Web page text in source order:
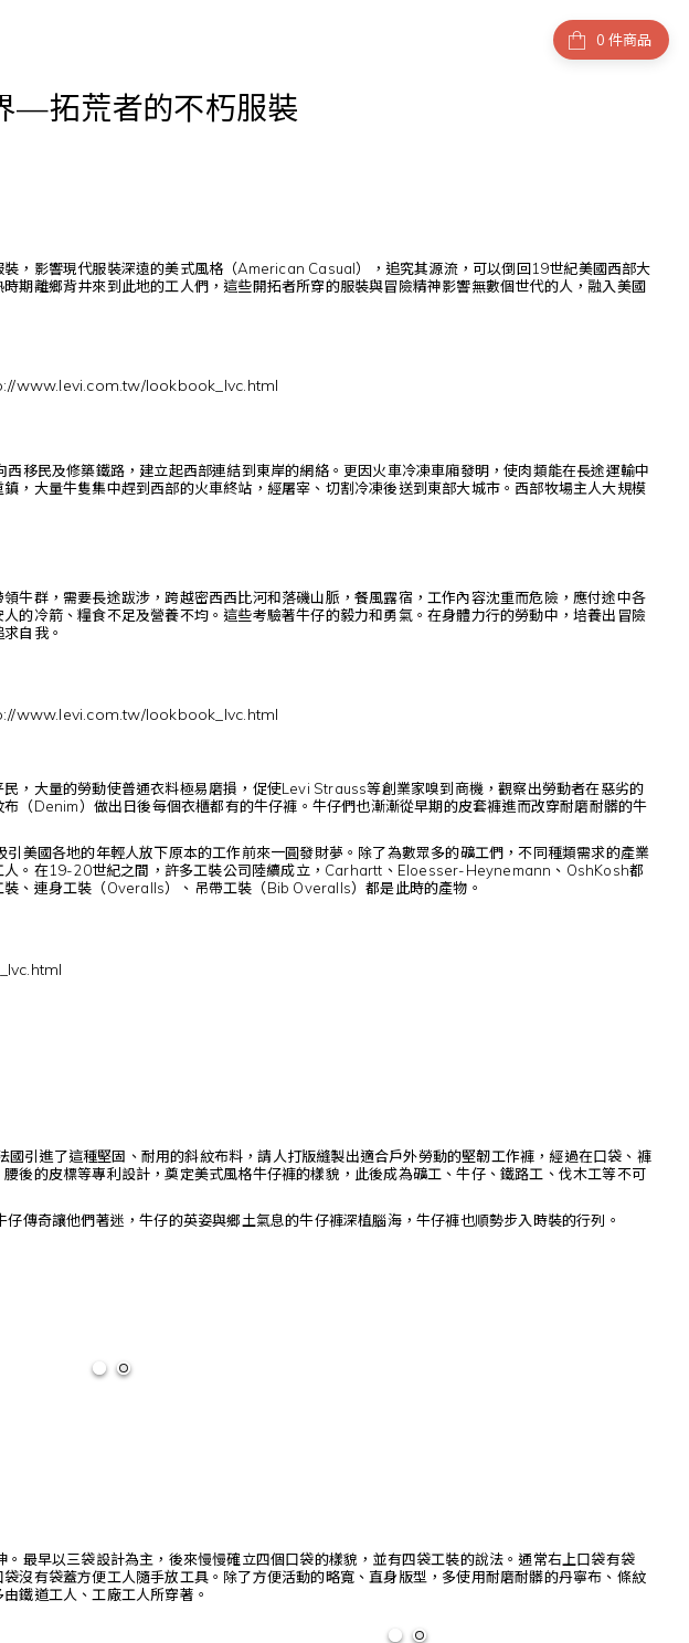
件商品
—拓荒者的不朽服裝
，影響現代服裝深遠的美式風格（American Casual），追究其源流，可以倒回19世紀美國西部大
期離鄉背井來到此地的工人們，這些開拓者所穿的服裝與冒險精神影響無數個世代的人，融入美國
www.levi.com.tw/lookbook_lvc.html
移民及修築鐵路，建立起西部連結到東岸的網絡。更因火車冷凍車廂發明，使肉類能在長途運輸中
，大量牛隻集中趕到西部的火車終站，經屠宰、切割冷凍後送到東部大城市。西部牧場主人大規模
牛群，需要長途跋涉，跨越密西西比河和落磯山脈，餐風露宿，工作內容沈重而危險，應付途中各
的冷箭、糧食不足及營養不均。這些考驗著牛仔的毅力和勇氣。在身體力行的勞動中，培養出冒險
自我。
www.levi.com.tw/lookbook_lvc.html
，大量的勞動使普通衣料極易磨損，促使Levi Strauss等創業家嗅到商機，觀察出勞動者在惡劣的
（Denim）做出日後每個衣櫃都有的牛仔褲。牛仔們也漸漸從早期的皮套褲進而改穿耐磨耐髒的牛
美國各地的年輕人放下原本的工作前來一圓發財夢。除了為數眾多的礦工們，不同種類需求的產業
人。在19-20世紀之間，許多工裝公司陸續成立，Carhartt、Eloesser-Heynemann、OshKosh都
、連身工裝（Overalls）、吊帶工裝（Bib Overalls）都是此時的產物。
引進了這種堅固、耐用的斜紋布料，請人打版縫製出適合戶外勞動的堅韌工作褲，經過在口袋、褲
後的皮標等專利設計，奠定美式風格牛仔褲的樣貌，此後成為礦工、牛仔、鐵路工、伐木工等不可
傳奇讓他們著迷，牛仔的英姿與鄉土氣息的牛仔褲深植腦海，牛仔褲也順勢步入時裝的行列。
最早以三袋設計為主，後來慢慢確立四個口袋的樣貌，並有四袋工裝的說法。通常右上口袋有袋
沒有袋蓋方便工人隨手放工具。除了方便活動的略寬、直身版型，多使用耐磨耐髒的丹寧布、條紋
鐵道工人、工廠工人所穿著。